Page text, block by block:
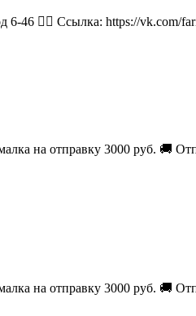
6-46 👉🏻 Ссылка: https://vk.com/
на отправку 3000 руб. 🚚
на отправку 3000 руб. 🚚